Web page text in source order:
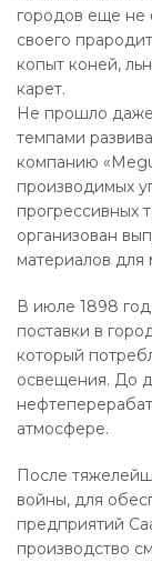
городов еще не
своего
копыт коней,
карет.
Не прошло даже
темпами
компанию
производимых
прогрессивных
организован
материалов для
В июле 1898
поставки в
который
освещения. До
атмосфере.
После
войны, для
предприятий
производство